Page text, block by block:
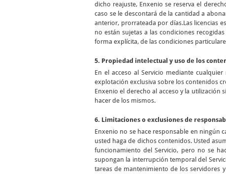
dicho reajuste, Enxenio se reserva el
caso se le descontará de la cantidad a
anterior, prorrateada por días.Las licencias
no están sujetas a las condiciones
forma explícita, de las condiciones
5. Propiedad intelectual y uso de los
En el acceso al Servicio mediante
explotación exclusiva sobre los contenidos
Enxenio el derecho al acceso y la
hacer de los mismos.
6. Limitaciones o exclusiones de
Enxenio no se hace responsable en ningún
usted haga de dichos contenidos. Usted
funcionamiento del Servicio, pero no se
supongan la interrupción temporal del
tareas de mantenimiento de los servidores